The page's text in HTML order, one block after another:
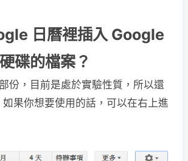
日曆裡插入 Google
碟的檔案？
份，目前是處於實驗性質，所以還
果你想要使用的話，可以在右上進